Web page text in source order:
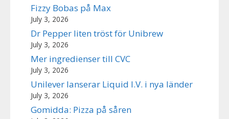
Fizzy Bobas på Max
July 3, 2026
Dr Pepper liten tröst för Unibrew
July 3, 2026
Mer ingredienser till CVC
July 3, 2026
Unilever lanserar Liquid I.V. i nya länder
July 3, 2026
Gomidda: Pizza på såren